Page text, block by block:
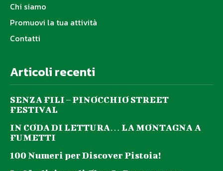
Chi siamo
Promuovi la tua attività
Contatti
Articoli recenti
SENZA FILI – PINOCCHIO STREET
FESTIVAL
IN CODA DI LETTURA… LA MONTAGNA A
FUMETTI
100 Numeri per Discover Pistoia!